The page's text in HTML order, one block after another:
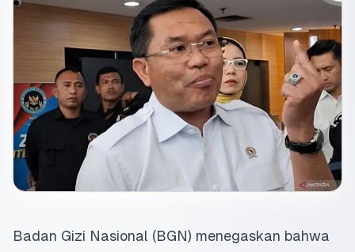
Badan Gizi Nasional (BGN) menegaskan bahwa